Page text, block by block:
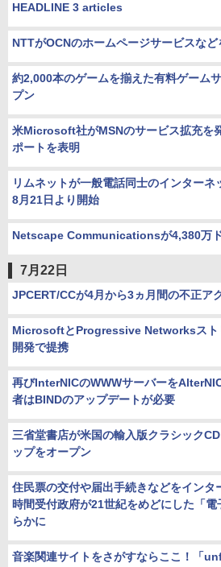
HEADLINE 3 articles
NTTがOCNのホームページサービスなど
約2,000本のゲームを揃えた有料ゲーム
プン
米Microsoft社がMSNのサービス拡充を
ポートを表明
リムネットが一般電話同士のインターネ
8月21日より開始
Netscape Communicationsが4,380万
7月22日
JPCERT/CCが4月から3ヵ月間の不正ア
MicrosoftとProgressive Networksスト
開発で提携
再びInterNICのWWWサーバーを
者はBINDのアップデートが必要
三省堂書店が米国の輸入版クラシック
ップをオープン
住民票の交付や届出手続きなどをインタ
時間受付政府が21世紀をめどにした「電
らかに
音楽関連サイトをさがすならここ！「